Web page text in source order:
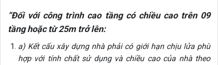
“Đối với công trình cao tầng có chiều cao trên 09
tầng hoặc từ 25m trở lên:
a) Kết cấu xây dựng nhà phải có giới hạn chịu lửa phù
hợp với tính chất sử dụng và chiều cao của nhà theo